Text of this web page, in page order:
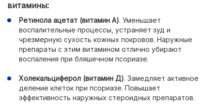
витамины:
Ретинола ацетат (витамин А). Уменьшает
воспалительные процессы, устраняет зуд и
чрезмерную сухость кожных покровов. Наружные
препараты с этим витамином отлично убирают
воспаления при бляшечном псориазе.
Холекальциферол (витамин Д). Замедляет активное
деление клеток при псориазе. Повышает
эффективность наружных стероидных препаратов.